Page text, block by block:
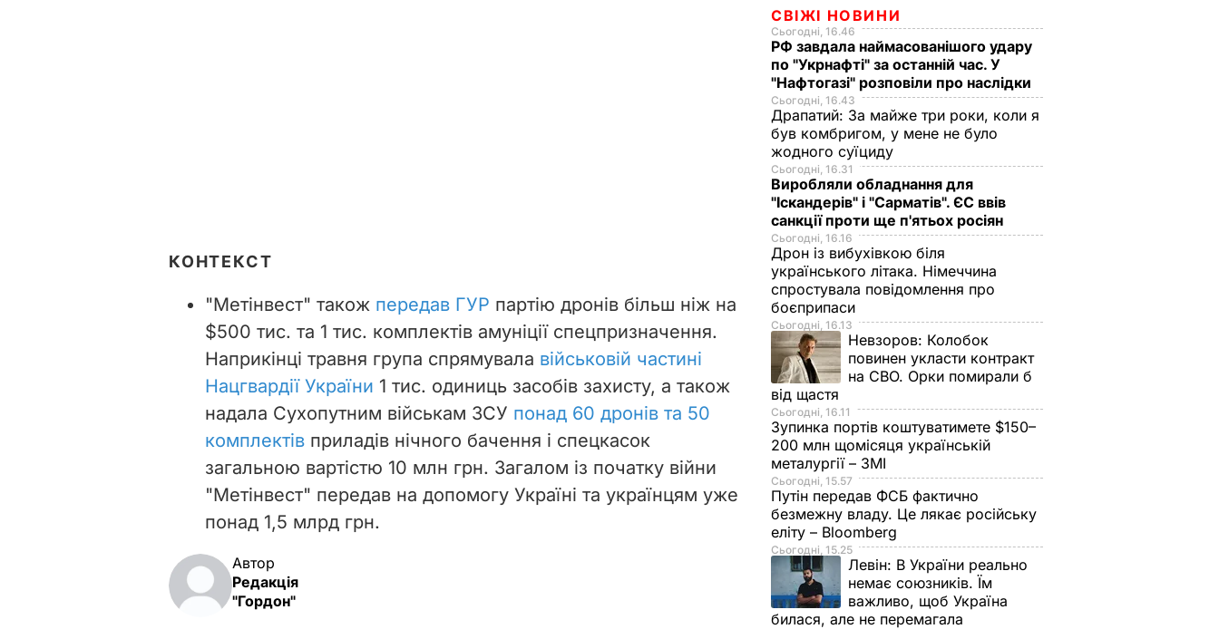
КОНТЕКСТ
"Метінвест" також передав ГУР партію дронів більш ніж на
$500 тис. та 1 тис. комплектів амуніції спецпризначення.
Наприкінці травня група спрямувала військовій частині
Нацгвардії України 1 тис. одиниць засобів захисту, а також
надала Сухопутним військам ЗСУ понад 60 дронів та 50
комплектів приладів нічного бачення і спецкасок
загальною вартістю 10 млн грн. Загалом із початку війни
"Метінвест" передав на допомогу Україні та українцям уже
понад 1,5 млрд грн.
Автор
Редакція
"Гордон"
СВІЖІ НОВИНИ
Сьогодні, 16.46
РФ завдала наймасованішого удару
по "Укрнафті" за останній час. У
"Нафтогазі" розповіли про наслідки
Сьогодні, 16.43
Драпатий: За майже три роки, коли я
був комбригом, у мене не було
жодного суїциду
Сьогодні, 16.31
Виробляли обладнання для
"Іскандерів" і "Сарматів". ЄС ввів
санкції проти ще п'ятьох росіян
Сьогодні, 16.16
Дрон із вибухівкою біля
українського літака. Німеччина
спростувала повідомлення про
боєприпаси
Сьогодні, 16.13
Невзоров: Колобок
повинен укласти контракт
на СВО. Орки помирали б
від щастя
Сьогодні, 16.11
Зупинка портів коштуватимете $150–
200 млн щомісяця українській
металургії – ЗМІ
Сьогодні, 15.57
Путін передав ФСБ фактично
безмежну владу. Це лякає російську
еліту – Bloomberg
Сьогодні, 15.25
Левін: В України реально
немає союзників. Їм
важливо, щоб Україна
билася, але не перемагала